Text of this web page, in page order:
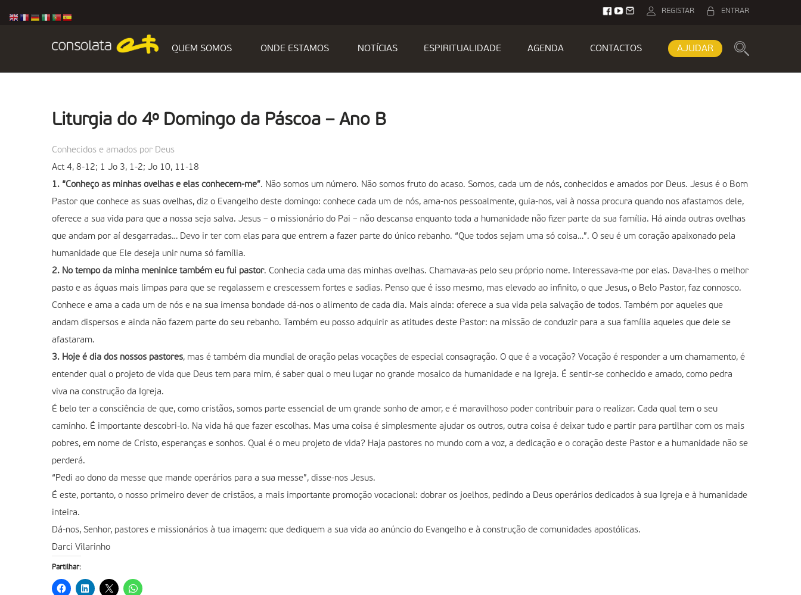
ENTRAR
REGISTAR
QUEM SOMOS ONDE ESTAMOS NOTÍCIAS ESPIRITUALIDADE AGENDA CONTACTOS AJUDAR
Liturgia do 4º Domingo da Páscoa – Ano B
Conhecidos e amados por Deus
Act 4, 8-12; 1 Jo 3, 1-2; Jo 10, 11-18
1. “Conheço as minhas ovelhas e elas conhecem-me”. Não somos um número. Não somos fruto do acaso. Somos, cada um de nós, conhecidos e amados por Deus. Jesus é o Bom
Pastor que conhece as suas ovelhas, diz o Evangelho deste domingo: conhece cada um de nós, ama-nos pessoalmente, guia-nos, vai à nossa procura quando nos afastamos dele,
oferece a sua vida para que a nossa seja salva. Jesus – o missionário do Pai – não descansa enquanto toda a humanidade não fizer parte da sua família. Há ainda outras ovelhas
que andam por aí desgarradas… Devo ir ter com elas para que entrem a fazer parte do único rebanho. “Que todos sejam uma só coisa…”. O seu é um coração apaixonado pela
humanidade que Ele deseja unir numa só família.
2. No tempo da minha meninice também eu fui pastor. Conhecia cada uma das minhas ovelhas. Chamava-as pelo seu próprio nome. Interessava-me por elas. Dava-lhes o melhor
pasto e as águas mais limpas para que se regalassem e crescessem fortes e sadias. Penso que é isso mesmo, mas elevado ao infinito, o que Jesus, o Belo Pastor, faz connosco.
Conhece e ama a cada um de nós e na sua imensa bondade dá-nos o alimento de cada dia. Mais ainda: oferece a sua vida pela salvação de todos. Também por aqueles que
andam dispersos e ainda não fazem parte do seu rebanho. Também eu posso adquirir as atitudes deste Pastor: na missão de conduzir para a sua família aqueles que dele se
afastaram.
3. Hoje é dia dos nossos pastores, mas é também dia mundial de oração pelas vocações de especial consagração. O que é a vocação? Vocação é responder a um chamamento, é
entender qual o projeto de vida que Deus tem para mim, é saber qual o meu lugar no grande mosaico da humanidade e na Igreja. É sentir-se conhecido e amado, como pedra
viva na construção da Igreja.
É belo ter a consciência de que, como cristãos, somos parte essencial de um grande sonho de amor, e é maravilhoso poder contribuir para o realizar. Cada qual tem o seu
caminho. É importante descobri-lo. Na vida há que fazer escolhas. Mas uma coisa é simplesmente ajudar os outros, outra coisa é deixar tudo e partir para partilhar com os mais
pobres, em nome de Cristo, esperanças e sonhos. Qual é o meu projeto de vida? Haja pastores no mundo com a voz, a dedicação e o coração deste Pastor e a humanidade não se
perderá.
“Pedi ao dono da messe que mande operários para a sua messe”, disse-nos Jesus.
É este, portanto, o nosso primeiro dever de cristãos, a mais importante promoção vocacional: dobrar os joelhos, pedindo a Deus operários dedicados à sua Igreja e à humanidade
inteira.
Dá-nos, Senhor, pastores e missionários à tua imagem: que dediquem a sua vida ao anúncio do Evangelho e à construção de comunidades apostólicas.
Darci Vilarinho
Partilhar: